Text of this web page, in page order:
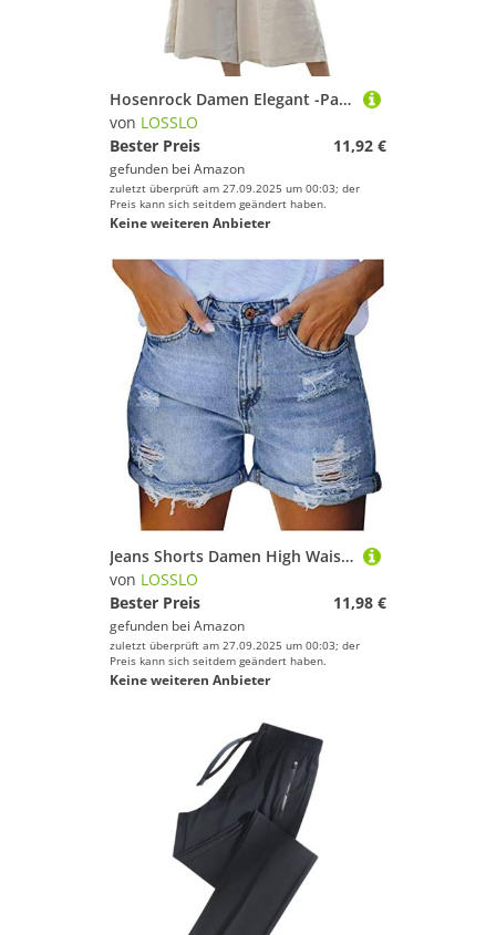
Hosenrock Damen Elegant -Palazzo Hose Damen Sommer,Yogahose Damen Kurz Sommerhose Leicht Baggy Jogginghose Culottes Hosen Freizeithose Weites Bein Strandhose Sporthose Schlaghose mit Taschen
von LOSSLO
Bester Preis
11,92 €
gefunden bei Amazon
zuletzt überprüft am 27.09.2025 um 00:03; der
Preis kann sich seitdem geändert haben.
Keine weiteren Anbieter
Jeans Shorts Damen High Waist, Zerrissene Jeansshorts Gerades Bein Stretch Streetwear Denim Pants mit Knöpfen Bermuda Jeans-Shorts Sommer Hotpants Kurze Jeans Hose mit Taschen Freizeitshorts
von LOSSLO
Bester Preis
11,98 €
gefunden bei Amazon
zuletzt überprüft am 27.09.2025 um 00:03; der
Preis kann sich seitdem geändert haben.
Keine weiteren Anbieter